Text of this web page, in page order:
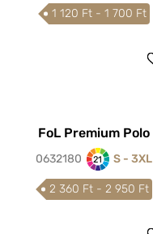
1 120 Ft - 1 700 Ft
FoL Premium Polo
0632180 21 S - 3XL
2 360 Ft - 2 950 Ft